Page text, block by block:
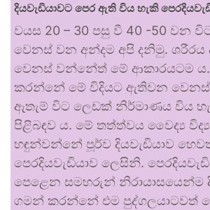
දියවැඩියාවට පෙර ඇති විය හැකි
වයස 20 – 30 පසු වී 40 -50 වන
වෙනස් වන අන්දම අපි දනිමු.
වෙනස් වන්නේත් මේ ආකාරයටම ය.
කරන්නේ මේ විදියට ඇතිවන
ඇතැම් විට ලෙඩක් නිර්මාණය විය
පිළිබඳව ය. මේ තත්ත්වය වෛද්‍ය
හඳුන්වන්නේ පූර්ව දියවැඩියාව
පෙරදියවැඩියාව ලෙසිනි.
පෙළෙන සමහරුන් නිරායාසයෙන්ම
ගමන් කරන්නේ එම පුද්ගලයාටවත්